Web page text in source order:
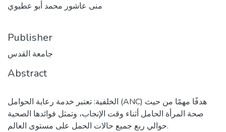
منى عاشور محمد أبو عطيوي
Publisher
جامعة القدس
Abstract
الخلفية: تعتبر خدمة رعاية الحوامل (ANC) هدفًا مهمًا من حيث
صحة المرأة الحامل أثناء وقت الإنجاب، وتمثل فوائدها الصحية
حوالي ربع جميع حالات الحمل على مستوى العالم.